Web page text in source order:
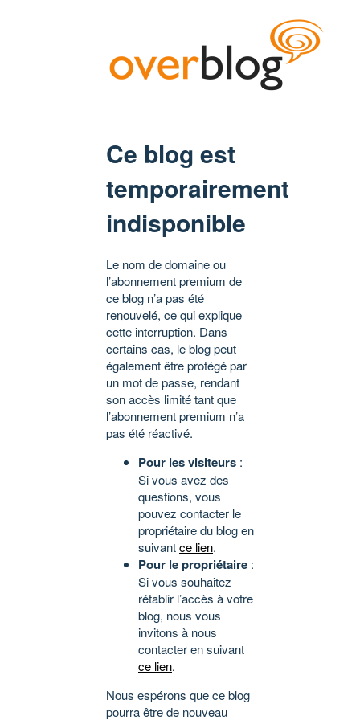
Ce blog est
temporairement
indisponible
Le nom de domaine ou
l’abonnement premium de
ce blog n’a pas été
renouvelé, ce qui explique
cette interruption. Dans
certains cas, le blog peut
également être protégé par
un mot de passe, rendant
son accès limité tant que
l’abonnement premium n’a
pas été réactivé.
Pour les visiteurs :
Si vous avez des
questions, vous
pouvez contacter le
propriétaire du blog en
suivantce lien.
Pour le propriétaire :
Si vous souhaitez
rétablir l’accès à votre
blog, nous vous
invitons à nous
contacter en suivant
ce lien.
Nous espérons que ce blog
pourra être de nouveau